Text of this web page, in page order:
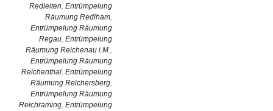
Redleiten, Entrümpelung
Räumung Redlham,
Entrümpelung Räumung
Regau, Entrümpelung
Räumung Reichenau i.M.,
Entrümpelung Räumung
Reichenthal, Entrümpelung
Räumung Reichersberg,
Entrümpelung Räumung
Reichraming, Entrümpelung